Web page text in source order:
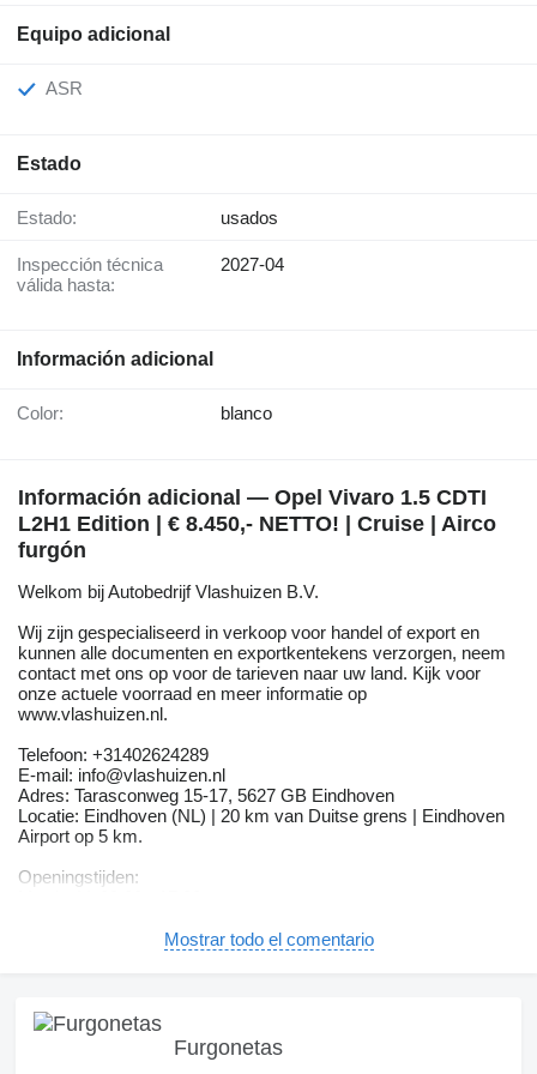
Equipo adicional
ASR
Estado
Estado: usados
Inspección técnica
válida hasta:
2027-04
Información adicional
Color: blanco
Información adicional — Opel Vivaro 1.5 CDTI
L2H1 Edition | € 8.450,- NETTO! | Cruise | Airco
furgón
Welkom bij Autobedrijf Vlashuizen B.V.
Wij zijn gespecialiseerd in verkoop voor handel of export en
kunnen alle documenten en exportkentekens verzorgen, neem
contact met ons op voor de tarieven naar uw land. Kijk voor
onze actuele voorraad en meer informatie op
www.vlashuizen.nl.
Telefoon: +31402624289
E-mail: info@vlashuizen.nl
Adres: Tarasconweg 15-17, 5627 GB Eindhoven
Locatie: Eindhoven (NL) | 20 km van Duitse grens | Eindhoven
Airport op 5 km.
Openingstijden:
Modelreeks: 2019 - 2023
Gemiddeld brandstofverbruik (WLTP): 5 l/100km (1 op 20,0)
CO₂-uitstoot (WLTP): 178 g/km
Fijnstofuitstoot: 1,2 mg/km
Mostrar todo el comentario
Furgonetas